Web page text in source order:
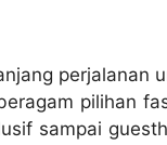
perjalanan
pilihan
sampai